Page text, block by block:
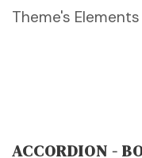
Theme's Elements
ACCORDION -